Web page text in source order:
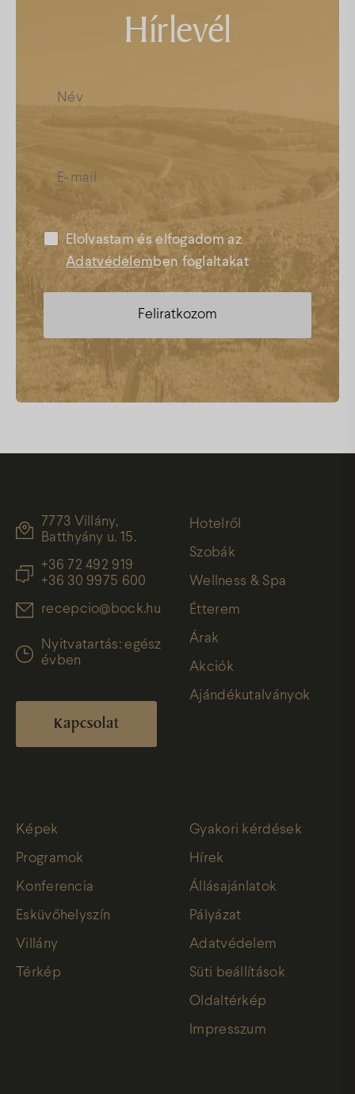
Hírlevél
Elolvastam és elfogadom az
Adatvédelem ben foglaltakat
7773 Villány,
Batthyány u. 15.
+36 72 492 919
+36 30 9975 600
recepcio@bock.hu
Nyitvatartás: egész
évben
Kapcsolat
Hotelről
Szobák
Wellness & Spa
Étterem
Árak
Akciók
Ajándékutalványok
Képek
Programok
Konferencia
Esküvőhelyszín
Villány
Térkép
Gyakori kérdések
Hírek
Állásajánlatok
Pályázat
Adatvédelem
Süti beállítások
Oldaltérkép
Impresszum